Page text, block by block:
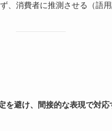
、消費者に推測させる（語用
を避け、間接的な表現で対応